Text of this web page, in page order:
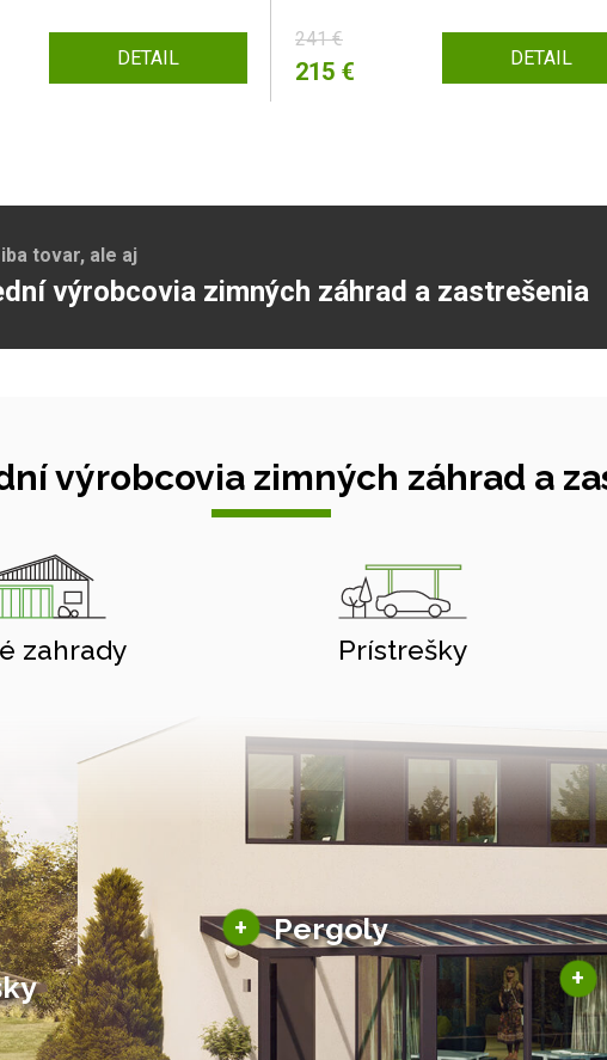
DETAIL
241 €
215 € DETAIL
tovar, ale aj
výrobcovia zimných záhrad a zastrešenia
výrobcovia zimných záhrad a
zahrady Prístrešky
+ Pergoly
Hliníkové pergoly
Bioklimatické pergoly
Altány a zastrešenie
Solárne pergoly
+
pre auto